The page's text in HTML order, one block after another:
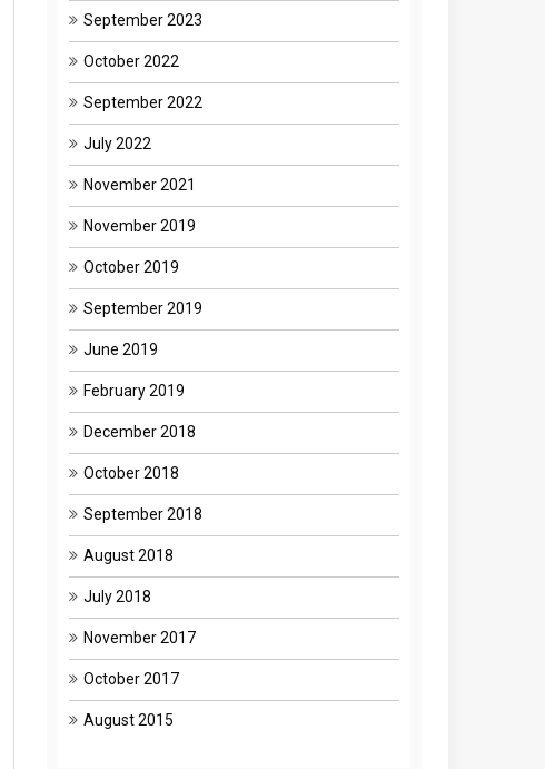
September 2023
October 2022
September 2022
July 2022
November 2021
November 2019
October 2019
September 2019
June 2019
February 2019
December 2018
October 2018
September 2018
August 2018
July 2018
November 2017
October 2017
August 2015